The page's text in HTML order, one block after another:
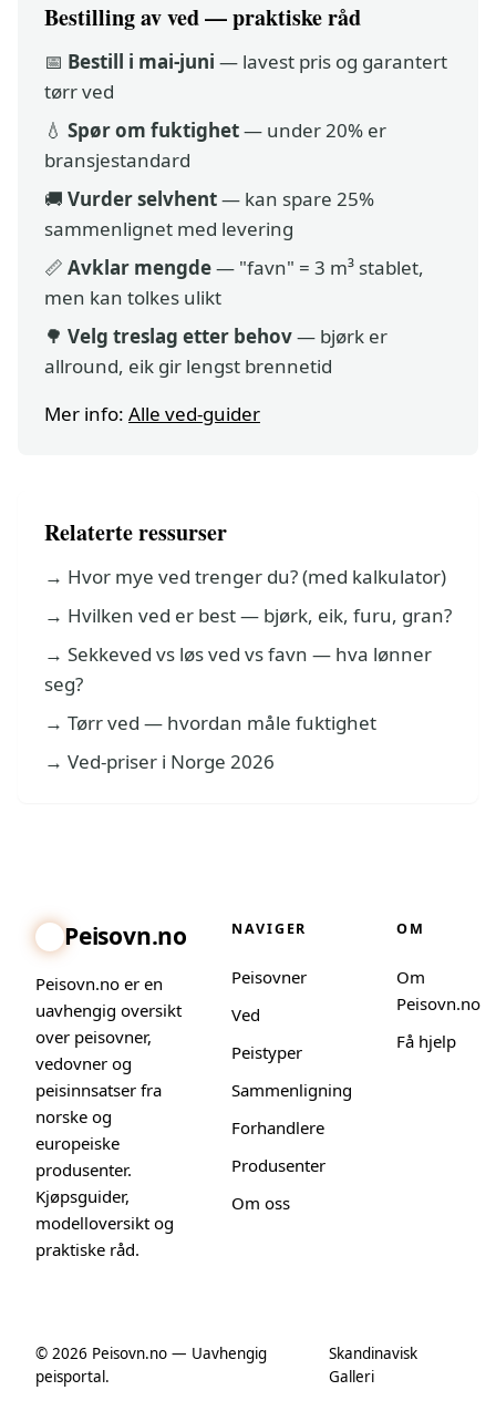
Bestilling av ved — praktiske råd
📅 Bestill i mai-juni — lavest pris og garantert
tørr ved
💧 Spør om fuktighet— under 20% er
bransjestandard
🚚 Vurder selvhent— kan spare 25%
sammenlignet med levering
📏 Avklar mengde— "favn" = 3 m³ stablet,
men kan tolkes ulikt
🌳 Velg treslag etter behov— bjørk er
allround, eik gir lengst brennetid
Mer info: Alle ved-guider
Relaterte ressurser
→ Hvor mye ved trenger du? (med kalkulator)
→ Hvilken ved er best — bjørk, eik, furu, gran?
→ Sekkeved vs løs ved vs favn — hva lønner
seg?
→ Tørr ved — hvordan måle fuktighet
→ Ved-priser i Norge 2026
Peisovn.no
Peisovn.no er en
uavhengig oversikt
over peisovner,
vedovner og
peisinnsatser fra
norske og
europeiske
produsenter.
Kjøpsguider,
modelloversikt og
praktiske råd.
NAVIGER
Peisovner
Ved
Peistyper
Sammenligning
Forhandlere
Produsenter
Om oss
OM
Om
Peisovn.no
Få hjelp
© 2026 Peisovn.no — Uavhengig
peisportal.
Skandinavisk
Galleri